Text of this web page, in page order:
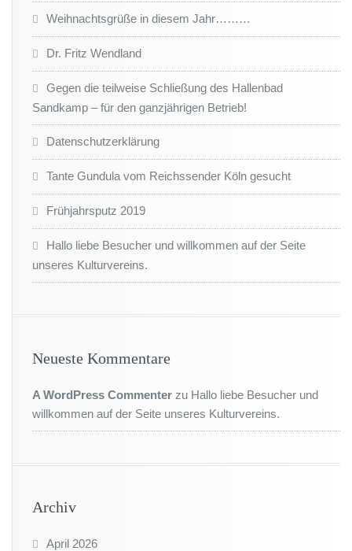
Weihnachtsgrüße in diesem Jahr………
Dr. Fritz Wendland
Gegen die teilweise Schließung des Hallenbad
Sandkamp – für den ganzjährigen Betrieb!
Datenschutzerklärung
Tante Gundula vom Reichssender Köln gesucht
Frühjahrsputz 2019
Hallo liebe Besucher und willkommen auf der Seite
unseres Kulturvereins.
Neueste Kommentare
A WordPress Commenter zu Hallo liebe Besucher und
willkommen auf der Seite unseres Kulturvereins.
Archiv
April 2026